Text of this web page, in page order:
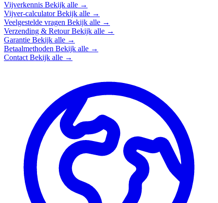
Vijverkennis Bekijk alle →
Vijver-calculatorBekijk alle →
Veelgestelde vragen Bekijk alle →
Verzending & RetourBekijk alle →
Garantie Bekijk alle →
Betaalmethoden Bekijk alle →
Contact Bekijk alle →